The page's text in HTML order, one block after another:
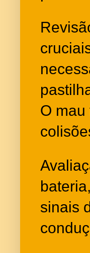
O
sinais